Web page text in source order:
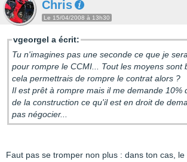
Chris
Le 15/04/2008 à 13h30
vgeorgel a écrit:
Tu n'imagines pas une seconde ce que je
pour rompre le CCMI... Tout les moyens sont
cela permettrais de rompre le contrat alors ?
Il est prêt à rompre mais il me demande 10%
de la construction ce qu'il est en droit de
pas négocier...
Faut pas se tromper non plus : dans ton cas,